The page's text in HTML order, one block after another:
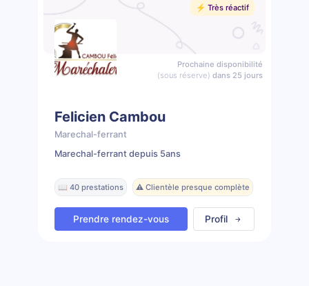
⚡️ Très réactif
Prochaine disponibilité
(sous réserve) dans 25 jours
Felicien Cambou
Marechal-ferrant
Marechal-ferrant depuis 5ans
📖 40 prestations ⚠️ Clientèle presque complète
Prendre rendez-vous Profil